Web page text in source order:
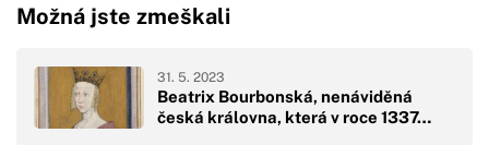
Možná jste zmeškali
Beatrix Bourbonská, nenáviděná
česká královna, která v roce 1337…
31. 5. 2023